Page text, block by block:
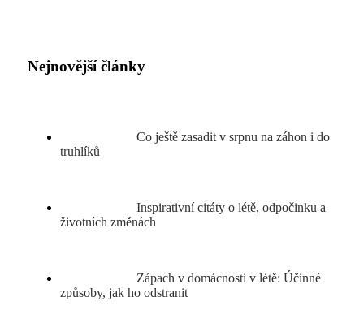
Nejnovější články
Co ještě zasadit v srpnu na záhon i do
truhlíků
Inspirativní citáty o létě, odpočinku a
životních změnách
Zápach v domácnosti v létě: Účinné
způsoby, jak ho odstranit